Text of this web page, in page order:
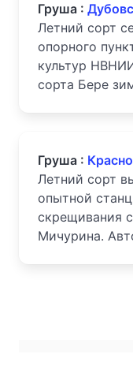
Груша :
Летний сорт
опорного
культур
сорта Бере
Груша :
Летний сорт
опытной
скрещивания
Мичурина.